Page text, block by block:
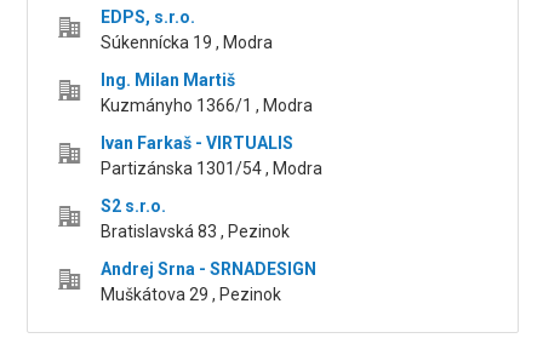
EDPS, s.r.o.
Súkennícka 19 , Modra
Ing. Milan Martiš
Kuzmányho 1366/1 , Modra
Ivan Farkaš - VIRTUALIS
Partizánska 1301/54 , Modra
S2 s.r.o.
Bratislavská 83 , Pezinok
Andrej Srna - SRNADESIGN
Muškátova 29 , Pezinok